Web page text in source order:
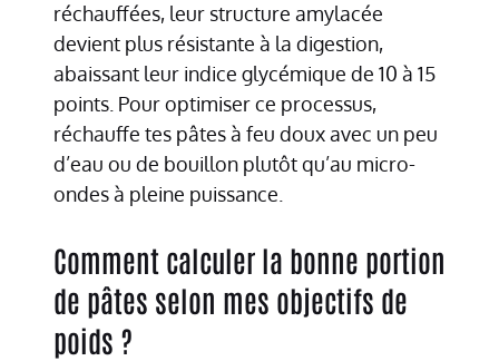
réchauffées, leur structure amylacée
devient plus résistante à la digestion,
abaissant leur indice glycémique de 10 à 15
points. Pour optimiser ce processus,
réchauffe tes pâtes à feu doux avec un peu
d’eau ou de bouillon plutôt qu’au micro-
ondes à pleine puissance.
Comment calculer la bonne portion
de pâtes selon mes objectifs de
poids ?